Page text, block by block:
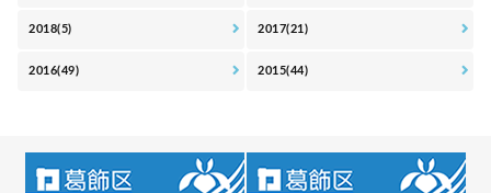
2018(5) 2017(21)
2016(49) 2015(44)